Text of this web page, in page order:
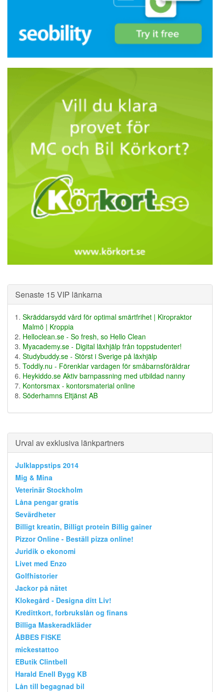
Senaste 15 VIP länkarna
Skräddarsydd vård för optimal smärtfrihet | Kiropraktor
Malmö | Kroppia
Helloclean.se - So fresh, so Hello Clean
Myacademy.se - Digital läxhjälp från toppstudenter!
Studybuddy.se - Störst i Sverige på läxhjälp
Toddly.nu - Förenklar vardagen för småbarnsföräldrar
Heykiddo.se Aktiv barnpassning med utbildad nanny
Kontorsmax - kontorsmaterial online
Söderhamns Eltjänst AB
Urval av exklusiva länkpartners
Julklappstips 2014
Mig & Mina
Veterinär Stockholm
Låna pengar gratis
Sevärdheter
Billigt kreatin, Billigt protein Billig gainer
Pizzor Online - Beställ pizza online!
Juridik o ekonomi
Livet med Enzo
Golfhistorier
Jackor på nätet
Klokegård - Designa ditt Liv!
Kredittkort, forbrukslån og finans
Billiga Maskeradkläder
ÅBBES FISKE
mickestattoo
EButik Clintbell
Harald Enell Bygg KB
Lån till begagnad bil